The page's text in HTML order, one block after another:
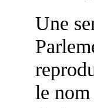
Une
le nom